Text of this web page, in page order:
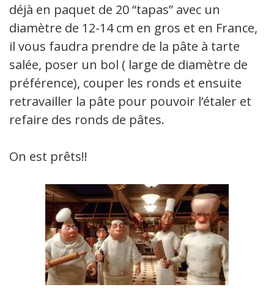
déjà en paquet de 20 “tapas” avec un
diamètre de 12-14 cm en gros et en France,
il vous faudra prendre de la pâte à tarte
salée, poser un bol ( large de diamètre de
préférence), couper les ronds et ensuite
retravailler la pâte pour pouvoir l’étaler et
refaire des ronds de pâtes.
On est prêts!!